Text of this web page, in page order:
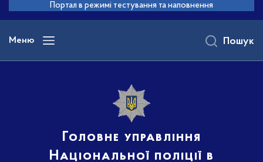
основного
вмісту
Портал в режимі тестування та наповнення
Меню
Головне управління
Національної поліції в
Пошук